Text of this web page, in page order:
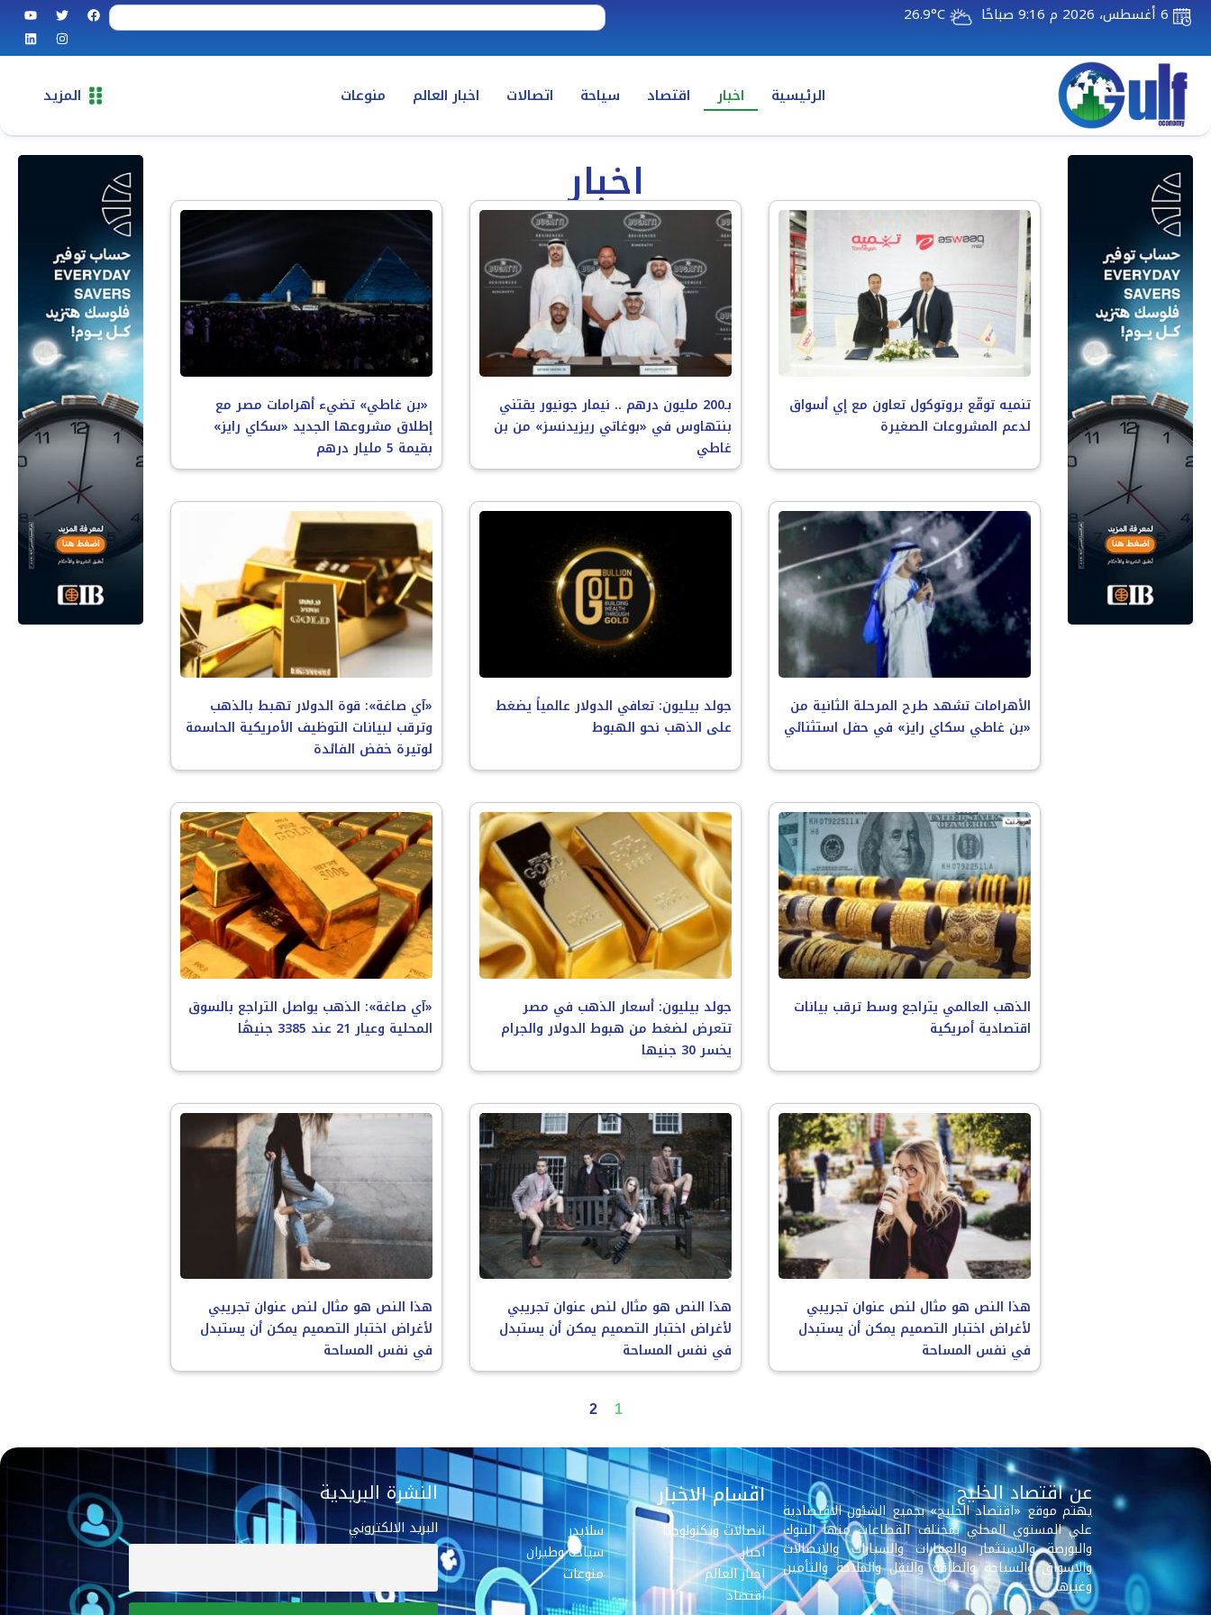
6 أغسطس، 2026 م 9:16 صباحًا 26.9°C
الرئيسية اخبار اقتصاد سياحة اتصالات اخبار العالم منوعات المزيد
اخبار
تنميه توقّع بروتوكول تعاون مع إي أسواق
لدعم المشروعات الصغيرة
بـ200 مليون درهم .. نيمار جونيور يقتني
بنتهاوس في «بوغاتي ريزيدنسز» من بن
غاطي
«بن غاطي» تضيء أهرامات مصر مع
إطلاق مشروعها الجديد «سكاي رايز»
بقيمة 5 مليار درهم
الأهرامات تشهد طرح المرحلة الثانية من
«بن غاطي سكاي رايز» في حفل استثنائي
جولد بيليون: تعافي الدولار عالمياً يضغط
على الذهب نحو الهبوط
«آي صاغة»: قوة الدولار تهبط بالذهب
وترقب لبيانات التوظيف الأمريكية الحاسمة
لوتيرة خفض الفائدة
الذهب العالمي يتراجع وسط ترقب بيانات
اقتصادية أمريكية
جولد بيليون: أسعار الذهب في مصر
تتعرض لضغط من هبوط الدولار والجرام
يخسر 30 جنيها
«آي صاغة»: الذهب يواصل التراجع بالسوق
المحلية وعيار 21 عند 3385 جنيهًا
هذا النص هو مثال لنص عنوان تجريبي
لأغراض اختبار التصميم يمكن أن يستبدل
في نفس المساحة
هذا النص هو مثال لنص عنوان تجريبي
لأغراض اختبار التصميم يمكن أن يستبدل
في نفس المساحة
هذا النص هو مثال لنص عنوان تجريبي
لأغراض اختبار التصميم يمكن أن يستبدل
في نفس المساحة
1
2
عن اقتصاد الخليج
يهتم موقع «اقتصاد الخليج» بجميع الشئون الاقتصادية
علي المستوي المحلي بمختلف القطاعات منها البنوك
والبورصة والاستثمار والعقارات والسيارات والاتصالات
والاسواق والسياحة والطاقة والنقل والملاحة والتأمين
وغيرها.
اقسام الاخبار
اتصالات وتكنولوجيا
اخبار
اخبار العالم
اقتصاد
سلايدر
سياحة وطيران
منوعات
النشرة البريدية
البريد الالكتروني